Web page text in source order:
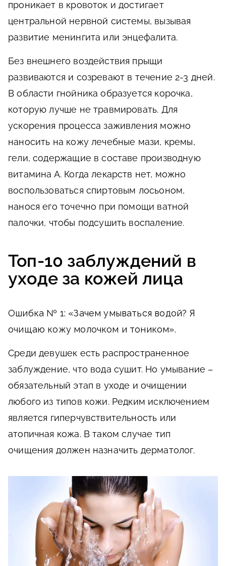
проникает в кровоток и достигает
центральной нервной системы, вызывая
развитие менингита или энцефалита.
Без внешнего воздействия прыщи
развиваются и созревают в течение 2-3 дней.
В области гнойника образуется корочка,
которую лучше не травмировать. Для
ускорения процесса заживления можно
наносить на кожу лечебные мази, кремы,
гели, содержащие в составе производную
витамина А. Когда лекарств нет, можно
воспользоваться спиртовым лосьоном,
нанося его точечно при помощи ватной
палочки, чтобы подсушить воспаление.
Топ-10 заблуждений в
уходе за кожей лица
Ошибка № 1: «Зачем умываться водой? Я
очищаю кожу молочком и тоником».
Среди девушек есть распространенное
заблуждение, что вода сушит. Но умывание –
обязательный этап в уходе и очищении
любого из типов кожи. Редким исключением
является гиперчувствительность или
атопичная кожа. В таком случае тип
очищения должен назначить дерматолог.